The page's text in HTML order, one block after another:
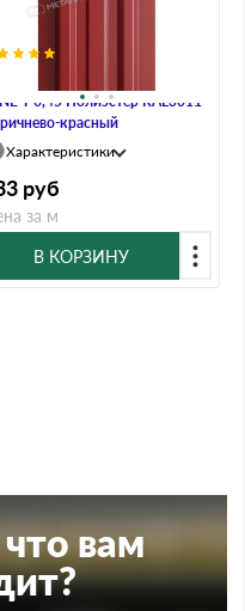
T 0,45 Полиэстер RAL3011
красный
Характеристики
руб
за м
В КОРЗИНУ
вам